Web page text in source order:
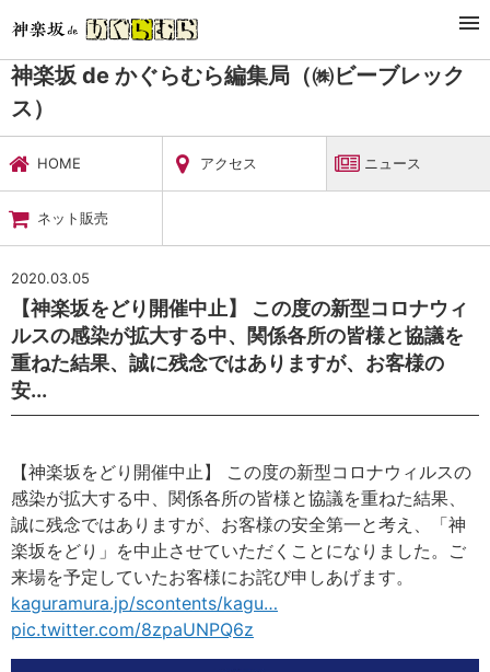
暮らし・娯楽
神楽坂 de かぐらむら編集局（㈱ビーブレックス）
ニュース
神楽坂 de かぐらむら編集局（㈱ビーブレック
ス）
HOME アクセス ニュース
ネット販売
2020.03.05
【神楽坂をどり開催中止】 この度の新型コロナウィ
ルスの感染が拡大する中、関係各所の皆様と協議を
重ねた結果、誠に残念ではありますが、お客様の
安...
【神楽坂をどり開催中止】 この度の新型コロナウィルスの
感染が拡大する中、関係各所の皆様と協議を重ねた結果、
誠に残念ではありますが、お客様の安全第一と考え、「神
楽坂をどり」を中止させていただくことになりました。ご
来場を予定していたお客様にお詫び申しあげます。
kaguramura.jp/scontents/kagu…
pic.twitter.com/8zpaUNPQ6z